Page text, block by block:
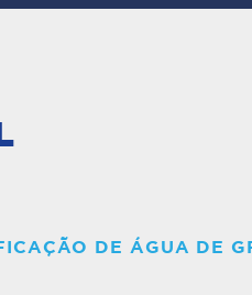
DE ÁGUA DE